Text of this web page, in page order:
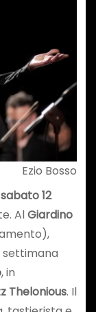
Ezio Bosso
sabato 12
AlGiardino
settimana
, in
Thelonious. Il